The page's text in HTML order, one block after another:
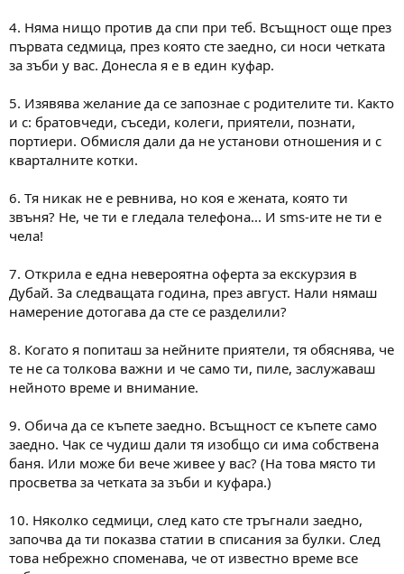
4. Няма нищо против да спи при теб. Всъщност още през
първата седмица, през която сте заедно, си носи четката
за зъби у вас. Донесла я е в един куфар.
5. Изявява желание да се запознае с родителите ти. Както
и с: братовчеди, съседи, колеги, приятели, познати,
портиери. Обмисля дали да не установи отношения и с
кварталните котки.
6. Тя никак не е ревнива, но коя е жената, която ти
звъня? Не, че ти е гледала телефона... И sms-ите не ти е
чела!
7. Открила е една невероятна оферта за екскурзия в
Дубай. За следващата година, през август. Нали нямаш
намерение дотогава да сте се разделили?
8. Когато я попиташ за нейните приятели, тя обяснява, че
те не са толкова важни и че само ти, пиле, заслужаваш
нейното време и внимание.
9. Обича да се къпете заедно. Всъщност се къпете само
заедно. Чак се чудиш дали тя изобщо си има собствена
баня. Или може би вече живее у вас? (На това място ти
просветва за четката за зъби и куфара.)
10. Няколко седмици, след като сте тръгнали заедно,
започва да ти показва статии в списания за булки. След
това небрежно споменава, че от известно време все